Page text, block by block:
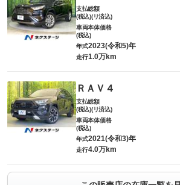
支払総額
(税込)(リ済込)
車両本体価格
(税込)
年式2023(令和5)年
走行1.0万km
ＲＡＶ４
支払総額
(税込)(リ済込)
車両本体価格
(税込)
年式2021(令和3)年
走行4.0万km